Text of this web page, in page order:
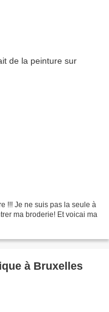
!!! Je ne suis pas la seule à
ma broderie! Et voicai ma
à Bruxelles